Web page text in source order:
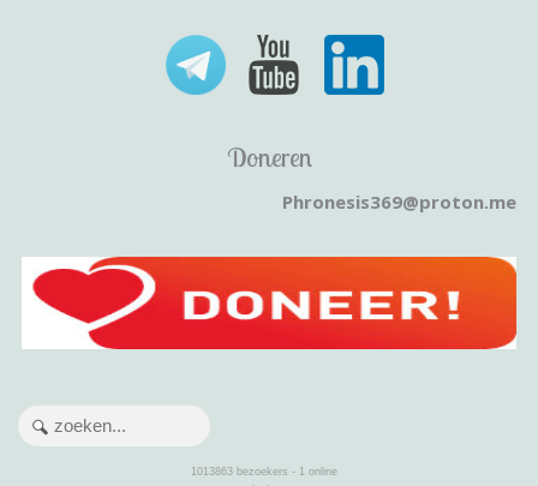
Doneren
Phronesis369@proton.me
1013863bezoekers - 1 online